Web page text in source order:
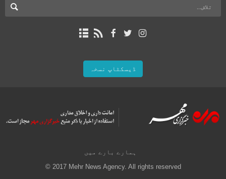
ڈیسکٹاپ نسخہ
ہمارے بارے میں
© 2017 Mehr News Agency. All rights reserved